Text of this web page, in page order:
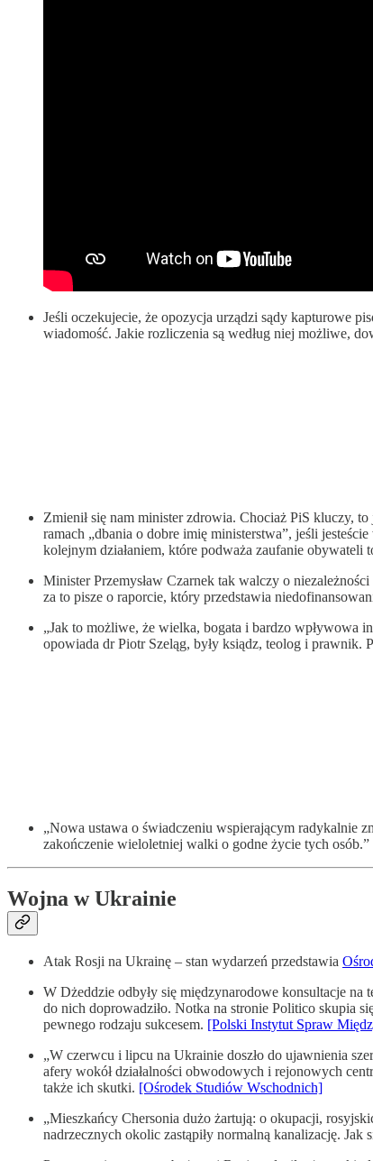
Jeśli oczekujecie, że opozycja urządzi sądy kapturowe
wiadomość. Jakie rozliczenia są według niej możliwe,
Zmienił się nam minister zdrowia. Chociaż PiS kluczy,
ramach „dbania o dobre imię ministerstwa”, jeśli
kolejnym działaniem, które podważa zaufanie obywateli
Minister Przemysław Czarnek tak walczy o
za to pisze o raporcie, który przedstawia
„Jak to możliwe, że wielka, bogata i bardzo wpływowa
opowiada dr Piotr Szeląg, były ksiądz, teolog i prawnik.
„Nowa ustawa o świadczeniu wspierającym radykalnie
zakończenie wieloletniej walki o godne życie tych osób.”
Wojna w Ukrainie
Atak Rosji na Ukrainę – stan wydarzeń przedstawia
W Dżeddzie odbyły się międzynarodowe konsultacje
do nich doprowadziło. Notka na stronie Politico skupia
pewnego rodzaju sukcesem. [Polski Instytut Spraw
„W czerwcu i lipcu na Ukrainie doszło do ujawnienia
afery wokół działalności obwodowych i rejonowych
także ich skutki. [Ośrodek Studiów Wschodnich]
„Mieszkańcy Chersonia dużo żartują: o okupacji,
nadrzecznych okolic zastąpiły normalną kanalizację.